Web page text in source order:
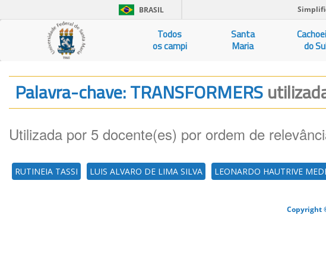
BRASIL
Todos
os campi
Santa
Maria
do
Palavra-chave: TRANSFORMERS
Utilizada por 5 docente(es) por ordem de
RUTINEIA TASSI LUIS ALVARO DE LIMA SILVA LEONARDO HAUTRIVE
Copyright